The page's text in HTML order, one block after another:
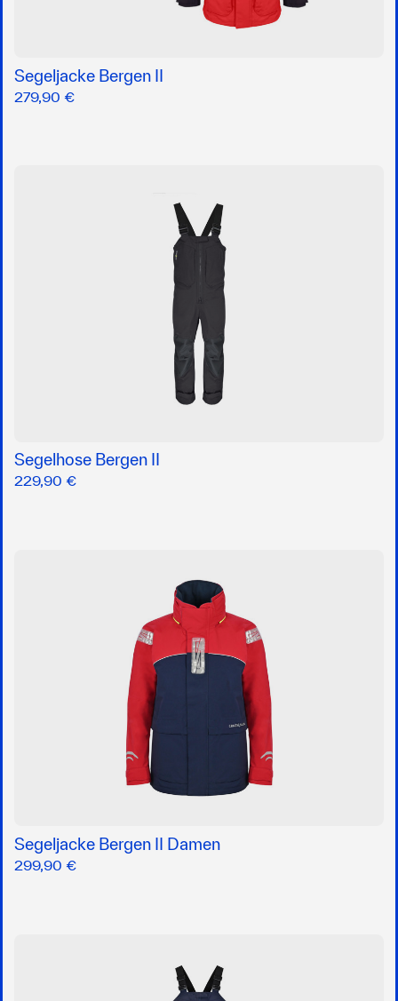
Segeljacke Bergen II
279,90 €
Segelhose Bergen II
229,90 €
Segeljacke Bergen II Damen
299,90 €